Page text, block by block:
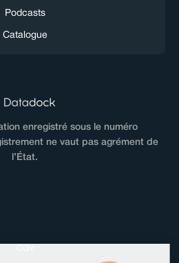
Podcasts
Catalogue
enregistré sous le numéro
ne vaut pas agrément de
l’État.